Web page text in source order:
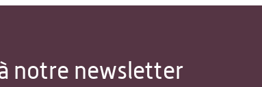
notre newsletter